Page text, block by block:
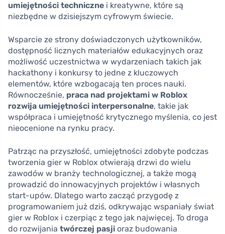
umiejętności techniczne i kreatywne, które są
niezbędne w dzisiejszym cyfrowym świecie.
Wsparcie ze strony doświadczonych użytkowników,
dostępność licznych materiałów edukacyjnych oraz
możliwość uczestnictwa w wydarzeniach takich jak
hackathony i konkursy to jedne z kluczowych
elementów, które wzbogacają ten proces nauki.
Równocześnie, praca nad projektami w Roblox
rozwija umiejętności interpersonalne, takie jak
współpraca i umiejętność krytycznego myślenia, co jest
nieocenione na rynku pracy.
Patrząc na przyszłość, umiejętności zdobyte podczas
tworzenia gier w Roblox otwierają drzwi do wielu
zawodów w branży technologicznej, a także mogą
prowadzić do innowacyjnych projektów i własnych
start-upów. Dlatego warto zacząć przygodę z
programowaniem już dziś, odkrywając wspaniały świat
gier w Roblox i czerpiąc z tego jak najwięcej. To droga
do rozwijania twórczej pasji oraz budowania